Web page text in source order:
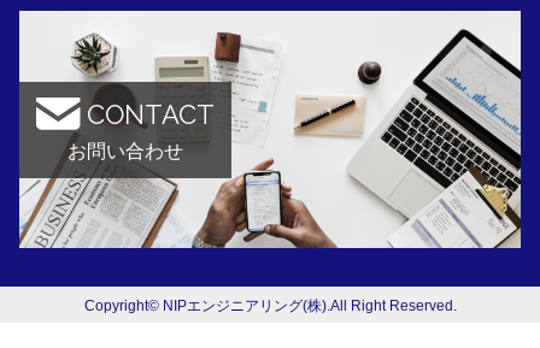
CONTACT
お問い合わせ
Copyright© NIPエンジニアリング(株).All Right Reserved.